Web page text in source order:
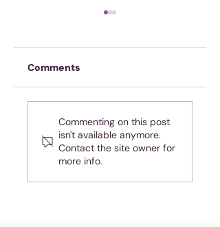
Oefen jou geheue
Comments
Commenting on this post
isn't available anymore.
Contact the site owner for
more info.